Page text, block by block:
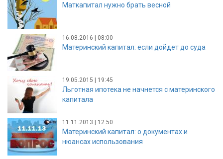
Маткапитал нужно брать весной
16.08.2016 | 08:00
Материнский капитал: если дойдет до суда
19.05.2015 | 19:45
Льготная ипотека не начнется с материнского
капитала
11.11.2013 | 12:50
Материнский капитал: о документах и
нюансах использования